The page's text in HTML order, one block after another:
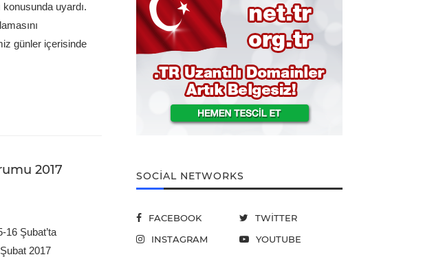
konusunda uyardı.
günler içerisinde
2017
Şubat’ta
2017
SOCIAL NETWORKS
FACEBOOK
TWITTER
INSTAGRAM
YOUTUBE